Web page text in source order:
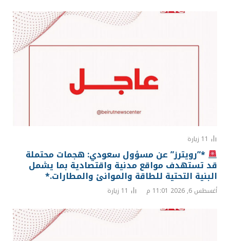
11 زيارة
*”رويترز” عن مسؤول سعودي: هجمات محتملة
قد تستهدف مواقع مدنية واقتصادية بما يشمل
البنية التحتية للطاقة والموانئ والمطارات.*
أغسطس 6, 2026 11:01 م 11 زيارة